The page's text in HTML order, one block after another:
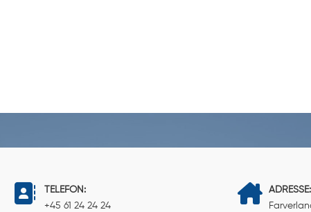
TELEFON:
+45 61 24 24 24
ADRESSE: